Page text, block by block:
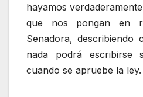
hayamos
que nos pongan en
Senadora, describiendo
nada podrá escribirse
cuando se apruebe la ley.